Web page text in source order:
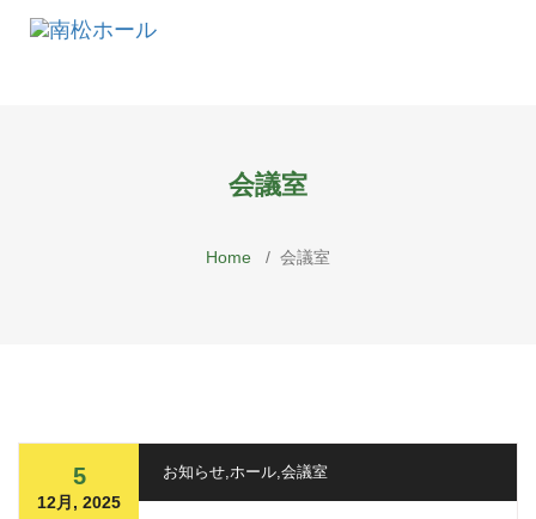
会議室
Home / 会議室
5
12月, 2025
お知らせ,ホール,会議室